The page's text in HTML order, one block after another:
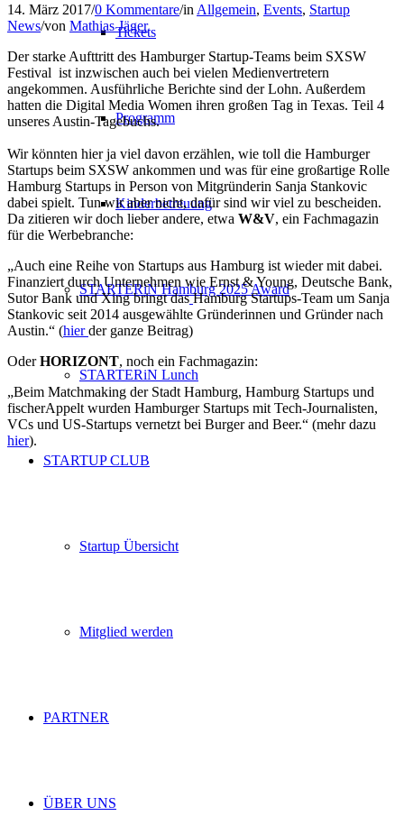
Tickets
Programm
Kinderbetreuung
STARTERiN Hamburg 2025 Award
STARTERiN Lunch
STARTUP CLUB
Startup Übersicht
Mitglied werden
PARTNER
ÜBER UNS
14. März 2017/0 Kommentare/in Allgemein, Events, Startup
News/von Mathias Jäger
Der starke Aufttritt des Hamburger Startup-Teams beim SXSW
Festival ist inzwischen auch bei vielen Medienvertretern
angekommen. Ausführliche Berichte sind der Lohn. Außerdem
hatten die Digital Media Women ihren großen Tag in Texas. Teil 4
unseres Austin-Tagebuchs.
Wir könnten hier ja viel davon erzählen, wie toll die Hamburger
Startups beim SXSW ankommen und was für eine großartige Rolle
Hamburg Startups in Person von Mitgründerin Sanja Stankovic
dabei spielt. Tun wir aber nicht, dafür sind wir viel zu bescheiden.
Da zitieren wir doch lieber andere, etwa W&V, ein Fachmagazin
für die Werbebranche:
„Auch eine Reihe von Startups aus Hamburg ist wieder mit dabei.
Finanziert durch Unternehmen wie Ernst & Young, Deutsche Bank,
Sutor Bank und Xing bringt das Hamburg Startups-Team um Sanja
Stankovic seit 2014 ausgewählte Gründerinnen und Gründer nach
Austin.“ (hierder ganze Beitrag)
OderHORIZONT, noch ein Fachmagazin:
„Beim Matchmaking der Stadt Hamburg, Hamburg Startups und
fischerAppelt wurden Hamburger Startups mit Tech-Journalisten,
VCs und US-Startups vernetzt bei Burger and Beer.“ (mehr dazu
hier).